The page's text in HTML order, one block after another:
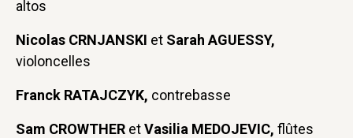
altos
Nicolas CRNJANSKI et Sarah AGUESSY,
violoncelles
Franck RATAJCZYK, contrebasse
Sam CROWTHER etVasilia MEDOJEVIC, flûtes